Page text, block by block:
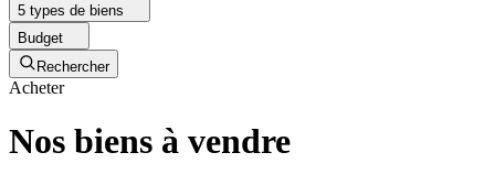
5 types de biens
Budget
Rechercher
Acheter
Nos biens à vendre